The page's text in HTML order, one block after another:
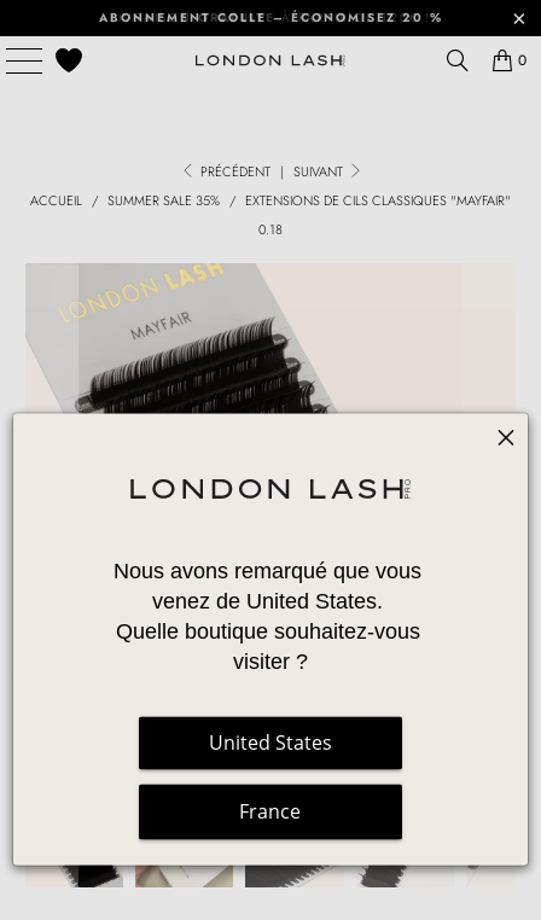
ABONNEMENT COLLE – ÉCONOMISEZ 20 %
0
PRÉCÉDENT | SUIVANT
ACCUEIL / SUMMER SALE 35% / EXTENSIONS DE CILS CLASSIQUES "MAYFAIR"
0.18
Nous avons remarqué que vous
venez de United States.
Quelle boutique souhaitez-vous
visiter ?
United States
France